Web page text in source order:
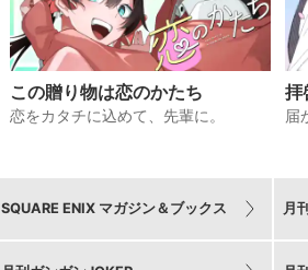
この贈り物は恋のかたち
恋をカタチに込めて、先輩に。
拝
届
SQUARE ENIX マガジン＆ブックス 月